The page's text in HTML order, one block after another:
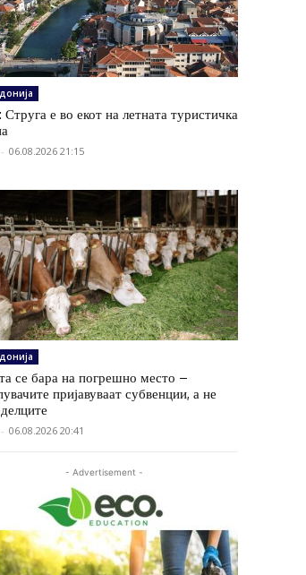
е во екот на летната туристичка
- 06.08.2026 21:15
се бара на погрешно место –
пријавуваат субвенции, а не
- 06.08.2026 20:41
- Advertisement -